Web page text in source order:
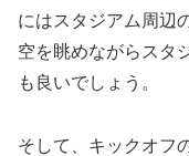
にはスタジアム周辺
空を眺めながらスタ
も良いでしょう。
そして、キックオフ